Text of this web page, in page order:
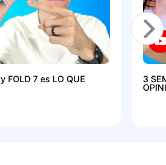
FOLD 7 es LO QUE
3